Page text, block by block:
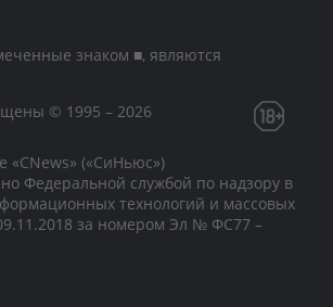
знаком ■, являются
© 1995 – 2026
«CNews» («СиНьюс»)
Федеральной службой по надзору в
технологий и массовых
за номером Эл № ФС77 –